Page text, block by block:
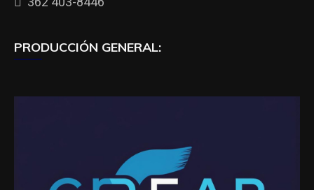
PRODUCCIÓN GENERAL: